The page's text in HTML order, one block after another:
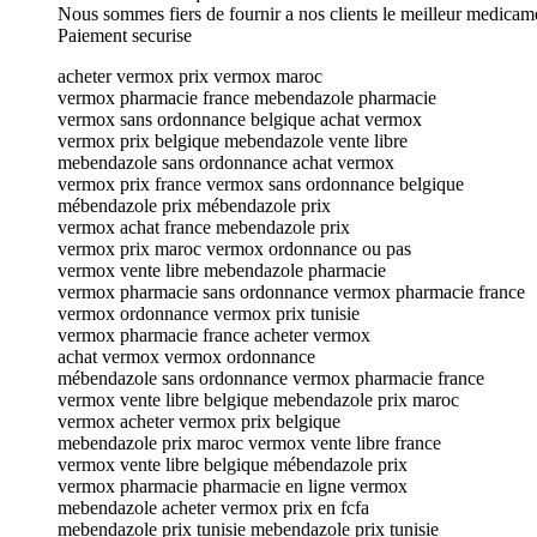
Nous sommes fiers de fournir a nos clients le meilleur
Paiement securise
acheter vermox prix vermox maroc
vermox pharmacie france mebendazole pharmacie
vermox sans ordonnance belgique achat vermox
vermox prix belgique mebendazole vente libre
mebendazole sans ordonnance achat vermox
vermox prix france vermox sans ordonnance belgique
mébendazole prix mébendazole prix
vermox achat france mebendazole prix
vermox prix maroc vermox ordonnance ou pas
vermox vente libre mebendazole pharmacie
vermox pharmacie sans ordonnance vermox pharmacie france
vermox ordonnance vermox prix tunisie
vermox pharmacie france acheter vermox
achat vermox vermox ordonnance
mébendazole sans ordonnance vermox pharmacie france
vermox vente libre belgique mebendazole prix maroc
vermox acheter vermox prix belgique
mebendazole prix maroc vermox vente libre france
vermox vente libre belgique mébendazole prix
vermox pharmacie pharmacie en ligne vermox
mebendazole acheter vermox prix en fcfa
mebendazole prix tunisie mebendazole prix tunisie